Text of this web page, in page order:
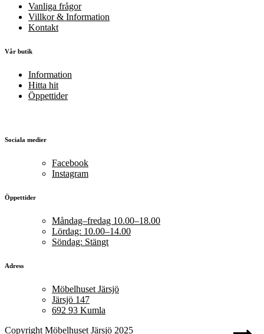
Vanliga frågor
Villkor & Information
Kontakt
Vår butik
Information
Hitta hit
Öppettider
Sociala medier
Facebook
Instagram
Öppettider
Måndag–fredag 10.00–18.00
Lördag: 10.00–14.00
Söndag: Stängt
Adress
Möbelhuset Järsjö
Järsjö 147
692 93 Kumla
Copyright Möbelhuset Järsjö 2025